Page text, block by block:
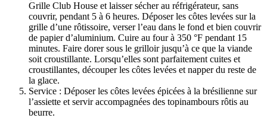
Grille Club House et laisser sécher au réfrigérateur, sans
couvrir, pendant 5 à 6 heures. Déposer les côtes levées sur la
grille d’une rôtissoire, verser l’eau dans le fond et bien couvrir
de papier d’aluminium. Cuire au four à 350 °F pendant 15
minutes. Faire dorer sous le grilloir jusqu’à ce que la viande
soit croustillante. Lorsqu’elles sont parfaitement cuites et
croustillantes, découper les côtes levées et napper du reste de
la glace.
Service : Déposer les côtes levées épicées à la brésilienne sur
l’assiette et servir accompagnées des topinambours rôtis au
beurre.